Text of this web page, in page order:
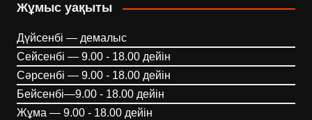
Жұмыс уақыты
Дүйсенбі — демалыс
Сейсенбі — 9.00 - 18.00 дейін
Сәрсенбі — 9.00 - 18.00 дейін
Бейсенбі—9.00 - 18.00 дейін
Жұма — 9.00 - 18.00 дейін